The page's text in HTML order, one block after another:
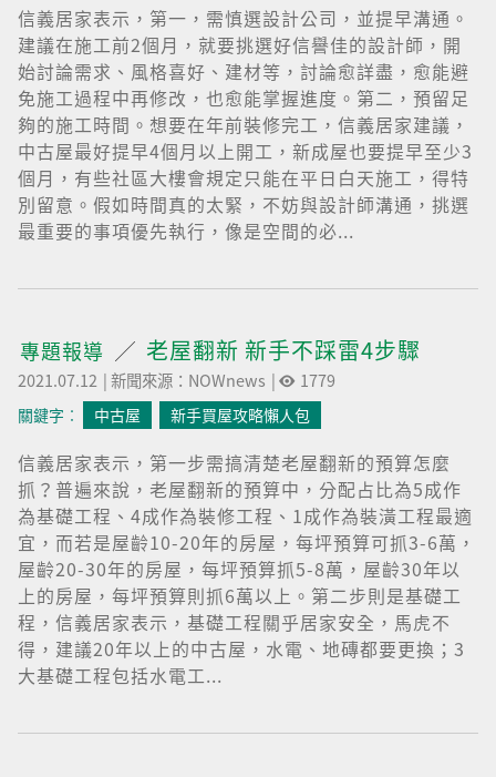
信義居家表示，第一，需慎選設計公司，並提早溝通。
建議在施工前2個月，就要挑選好信譽佳的設計師，開
始討論需求、風格喜好、建材等，討論愈詳盡，愈能避
免施工過程中再修改，也愈能掌握進度。第二，預留足
夠的施工時間。想要在年前裝修完工，信義居家建議，
中古屋最好提早4個月以上開工，新成屋也要提早至少3
個月，有些社區大樓會規定只能在平日白天施工，得特
別留意。假如時間真的太緊，不妨與設計師溝通，挑選
最重要的事項優先執行，像是空間的必...
專題報導 老屋翻新 新手不踩雷4步驟
2021.07.12 |新聞來源：NOWnews | 1779
關鍵字︰ 中古屋 新手買屋攻略懶人包
信義居家表示，第一步需搞清楚老屋翻新的預算怎麼
抓？普遍來說，老屋翻新的預算中，分配占比為5成作
為基礎工程、4成作為裝修工程、1成作為裝潢工程最適
宜，而若是屋齡10-20年的房屋，每坪預算可抓3-6萬，
屋齡20-30年的房屋，每坪預算抓5-8萬，屋齡30年以
上的房屋，每坪預算則抓6萬以上。第二步則是基礎工
程，信義居家表示，基礎工程關乎居家安全，馬虎不
得，建議20年以上的中古屋，水電、地磚都要更換；3
大基礎工程包括水電工...